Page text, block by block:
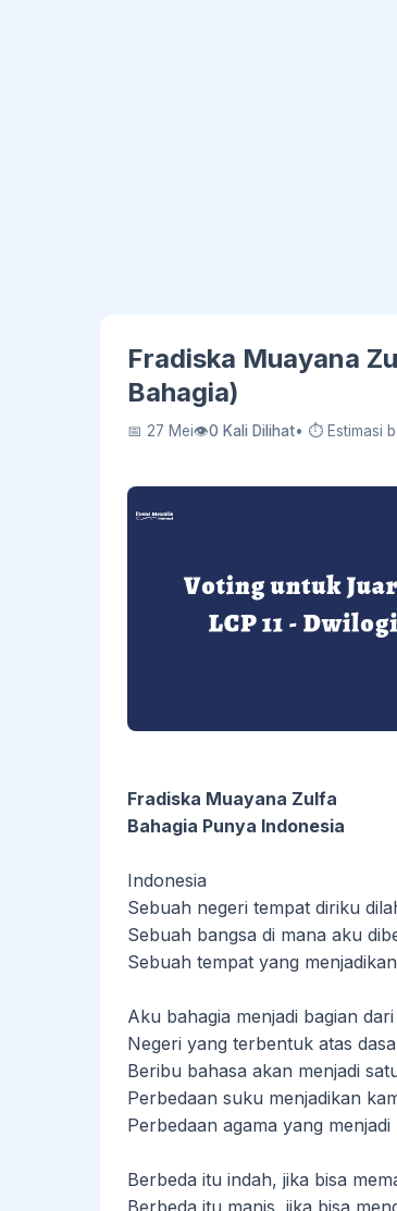
Fradiska Muayana
Bahagia)
📅 27 Mei👁0 Kali Dilihat• ⏱ Estimasi
Fradiska Muayana Zulfa
Bahagia Punya Indonesia
Indonesia
Sebuah negeri tempat diriku
Sebuah bangsa di mana aku
Sebuah tempat yang
Aku bahagia menjadi bagian
Negeri yang terbentuk atas
Beribu bahasa akan menjadi
Perbedaan suku menjadikan
Perbedaan agama yang
Berbeda itu indah, jika bisa
Berbeda itu manis, jika bisa